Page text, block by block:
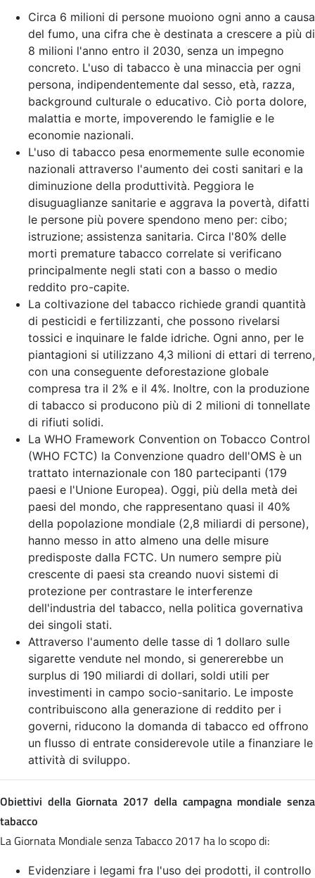
Circa 6 milioni di persone muoiono ogni anno a causa
del fumo, una cifra che è destinata a crescere a più di
8 milioni l'anno entro il 2030, senza un impegno
concreto. L'uso di tabacco è una minaccia per ogni
persona, indipendentemente dal sesso, età, razza,
background culturale o educativo. Ciò porta dolore,
malattia e morte, impoverendo le famiglie e le
economie nazionali.
L'uso di tabacco pesa enormemente sulle economie
nazionali attraverso l'aumento dei costi sanitari e la
diminuzione della produttività. Peggiora le
disuguaglianze sanitarie e aggrava la povertà, difatti
le persone più povere spendono meno per: cibo;
istruzione; assistenza sanitaria. Circa l'80% delle
morti premature tabacco correlate si verificano
principalmente negli stati con a basso o medio
reddito pro-capite.
La coltivazione del tabacco richiede grandi quantità
di pesticidi e fertilizzanti, che possono rivelarsi
tossici e inquinare le falde idriche. Ogni anno, per le
piantagioni si utilizzano 4,3 milioni di ettari di terreno,
con una conseguente deforestazione globale
compresa tra il 2% e il 4%. Inoltre, con la produzione
di tabacco si producono più di 2 milioni di tonnellate
di rifiuti solidi.
La WHO Framework Convention on Tobacco Control
(WHO FCTC) la Convenzione quadro dell'OMS è un
trattato internazionale con 180 partecipanti (179
paesi e l'Unione Europea). Oggi, più della metà dei
paesi del mondo, che rappresentano quasi il 40%
della popolazione mondiale (2,8 miliardi di persone),
hanno messo in atto almeno una delle misure
predisposte dalla FCTC. Un numero sempre più
crescente di paesi sta creando nuovi sistemi di
protezione per contrastare le interferenze
dell'industria del tabacco, nella politica governativa
dei singoli stati.
Attraverso l'aumento delle tasse di 1 dollaro sulle
sigarette vendute nel mondo, si genererebbe un
surplus di 190 miliardi di dollari, soldi utili per
investimenti in campo socio-sanitario. Le imposte
contribuiscono alla generazione di reddito per i
governi, riducono la domanda di tabacco ed offrono
un flusso di entrate considerevole utile a finanziare le
attività di sviluppo.
Obiettivi della Giornata 2017 della campagna mondiale senza
tabacco
La Giornata Mondiale senza Tabacco 2017 ha lo scopo di:
Evidenziare i legami fra l'uso dei prodotti, il controllo